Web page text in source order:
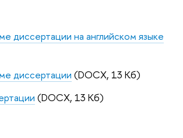
диссертации на английском языке
диссертации (DOCX, 13 Кб)
(DOCX, 13 Кб)